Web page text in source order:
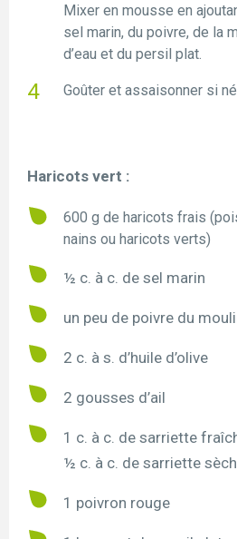
Mixer en mousse en
sel marin, du poivre, de la
d’eau et du persil plat.
Goûter et assaisonner si
Haricots vert :
600 g de haricots frais
nains ou haricots verts)
½ c. à c. de sel marin
un peu de poivre du
2 c. à s. d’huile d’olive
2 gousses d’ail
1 c. à c. de sarriette
½ c. à c. de sarriette
1 poivron rouge